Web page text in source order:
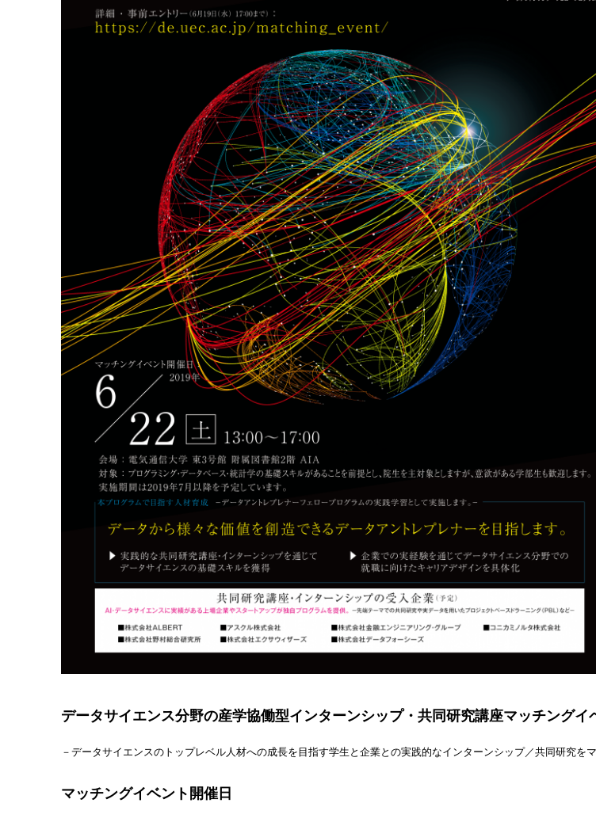
データサイエンス分野の産学協働型インターンシップ・共同研究講座マッチングイ
－データサイエンスのトップレベル人材への成長を目指す学生と企業との実践的なインターンシップ／共同研究を
マッチングイベント開催日